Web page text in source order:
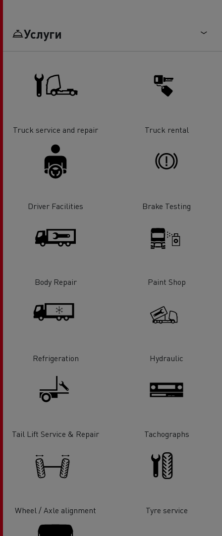
Услуги
Truck service and repair Truck rental
Driver Facilities Brake Testing
Body Repair Paint Shop
Refrigeration Hydraulic
Tail Lift Service & Repair Tachographs
Wheel / Axle alignment Tyre service